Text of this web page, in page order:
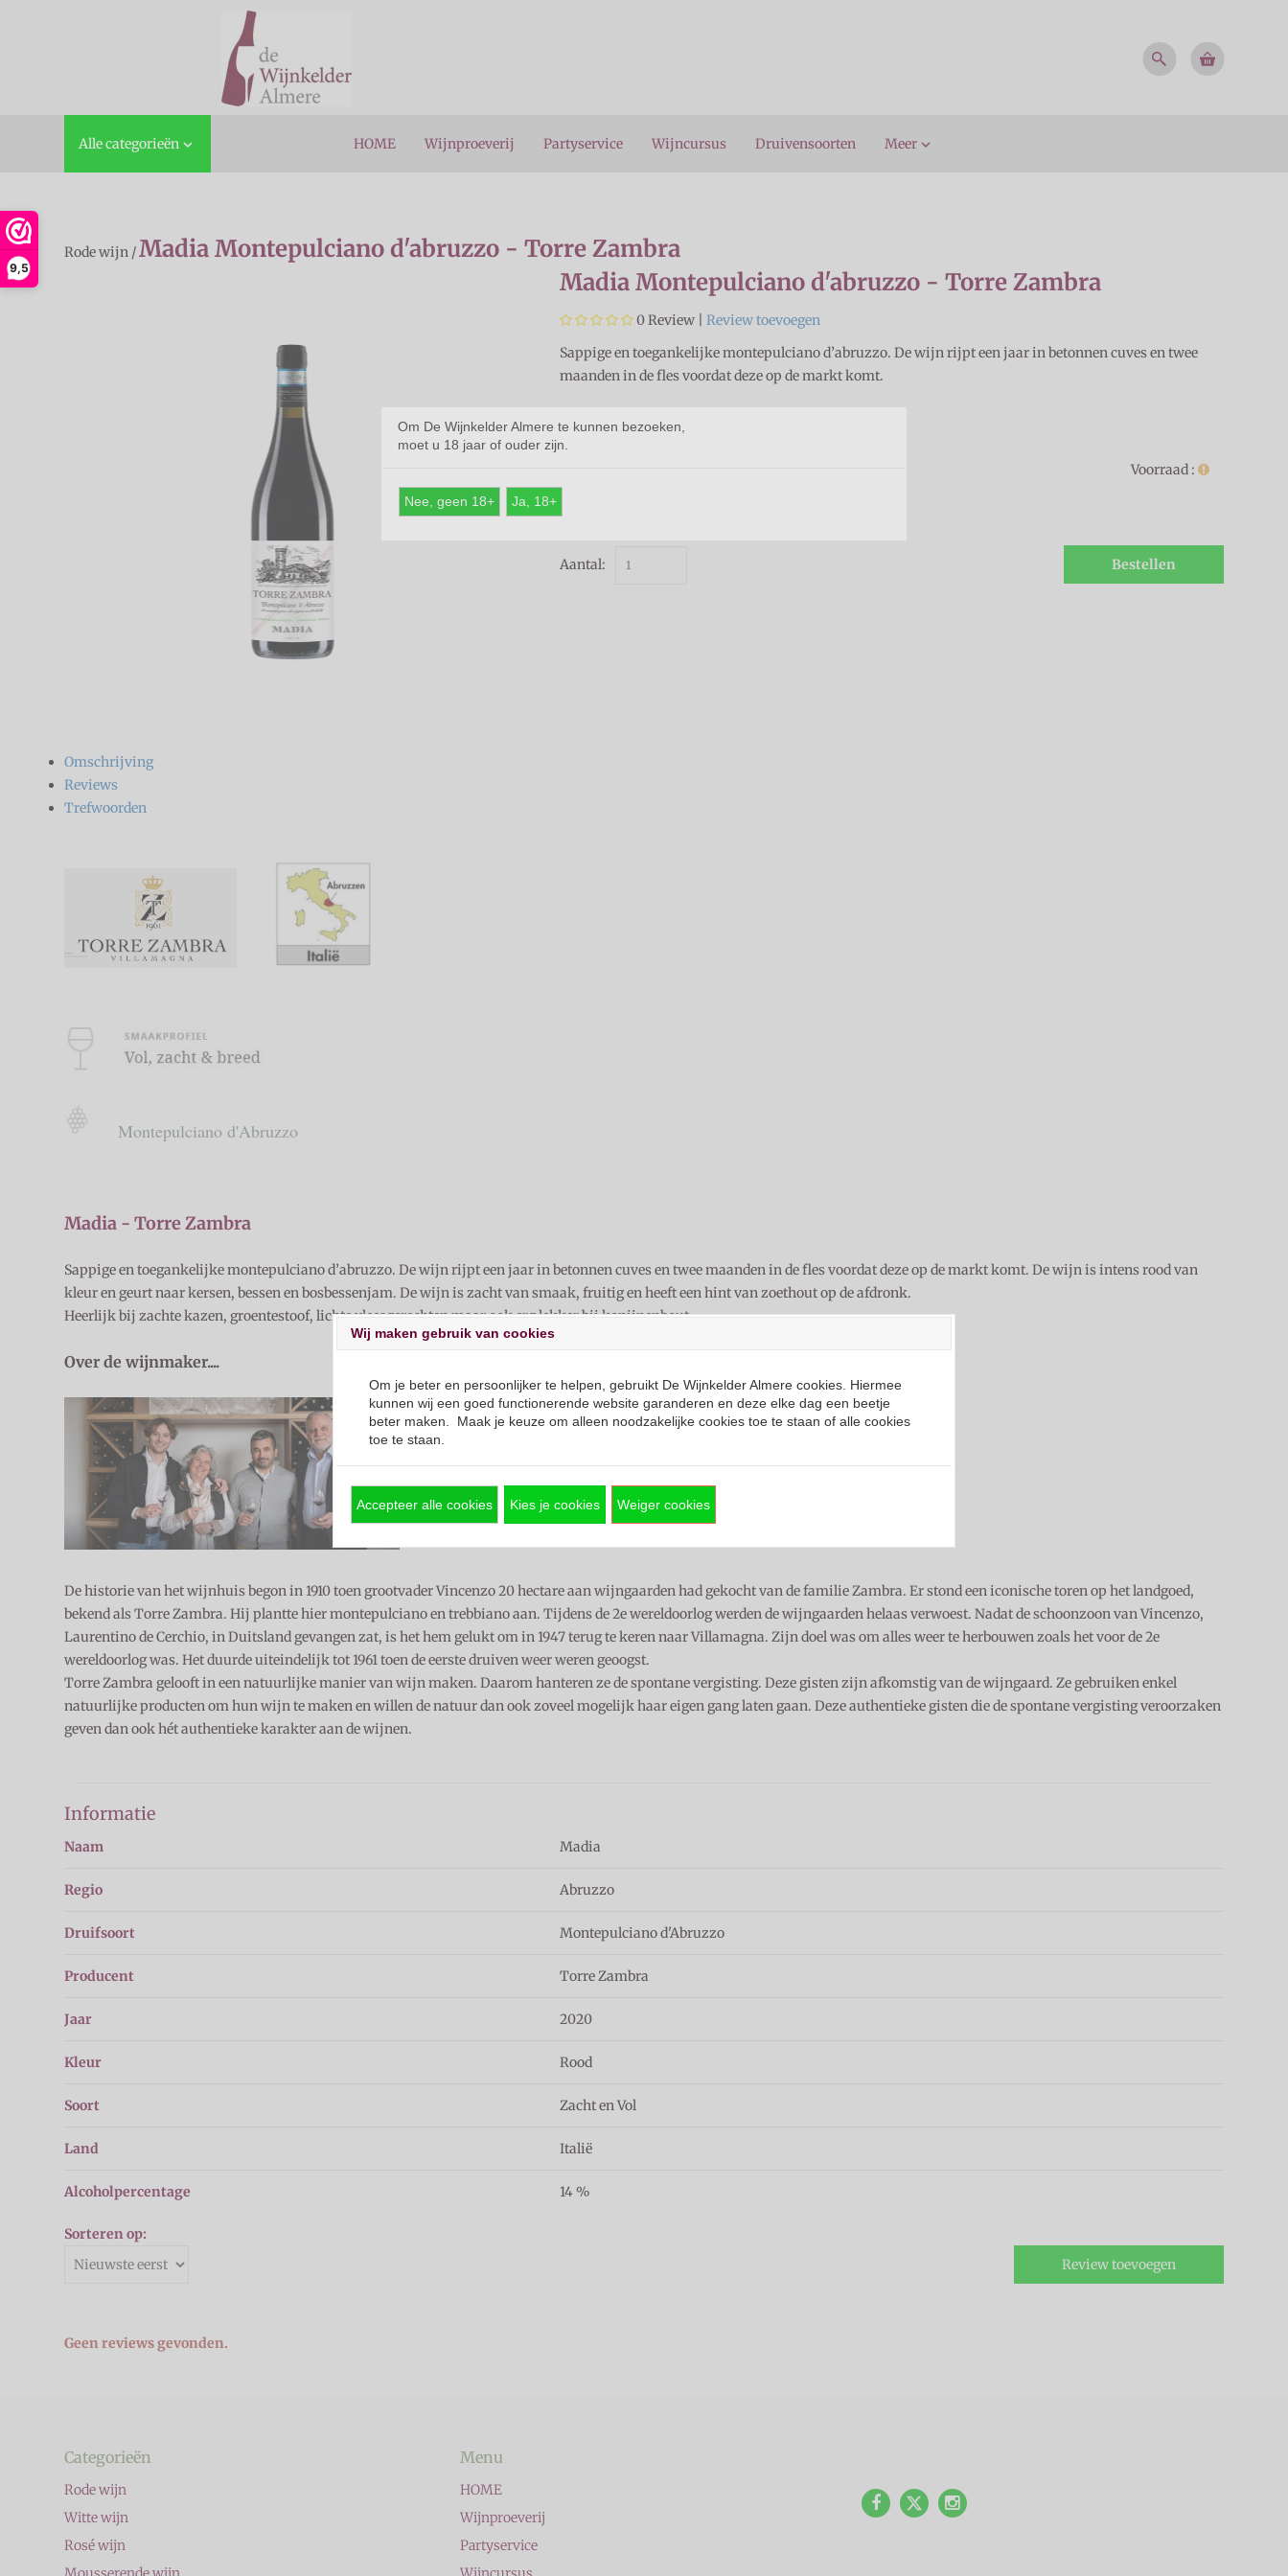
9,5
Alle categorieën  HOME Wijnproeverij Partyservice Wijncursus Druivensoorten Meer 
Rode wijn /Madia Montepulciano d'abruzzo - Torre Zambra
Madia Montepulciano d'abruzzo - Torre Zambra
0Review | Review toevoegen
Sappige en toegankelijke montepulciano d’abruzzo. De wijn rijpt een jaar in betonnen cuves en twee
maanden in de fles voordat deze op de markt komt.
Artikelnummer
Voorraad :
Aantal: Bestellen
Omschrijving
Reviews
Trefwoorden
Montepulciano d'Abruzzo
Madia - Torre Zambra
Sappige en toegankelijke montepulciano d’abruzzo. De wijn rijpt een jaar in betonnen cuves en twee maanden in de fles voordat deze op de markt komt. De wijn is intens rood van
kleur en geurt naar kersen, bessen en bosbessenjam. De wijn is zacht van smaak, fruitig en heeft een hint van zoethout op de afdronk.
Heerlijk bij zachte kazen, groentestoof, lichte vleesgerechten maar ook erg lekker bij konijnenbout.
Over de wijnmaker....
De historie van het wijnhuis begon in 1910 toen grootvader Vincenzo 20 hectare aan wijngaarden had gekocht van de familie Zambra. Er stond een iconische toren op het landgoed,
bekend als Torre Zambra. Hij plantte hier montepulciano en trebbiano aan. Tijdens de 2e wereldoorlog werden de wijngaarden helaas verwoest. Nadat de schoonzoon van Vincenzo,
Laurentino de Cerchio, in Duitsland gevangen zat, is het hem gelukt om in 1947 terug te keren naar Villamagna. Zijn doel was om alles weer te herbouwen zoals het voor de 2e
wereldoorlog was. Het duurde uiteindelijk tot 1961 toen de eerste druiven weer weren geoogst.
Torre Zambra gelooft in een natuurlijke manier van wijn maken. Daarom hanteren ze de spontane vergisting. Deze gisten zijn afkomstig van de wijngaard. Ze gebruiken enkel
natuurlijke producten om hun wijn te maken en willen de natuur dan ook zoveel mogelijk haar eigen gang laten gaan. Deze authentieke gisten die de spontane vergisting veroorzaken
geven dan ook hét authentieke karakter aan de wijnen.
Informatie
Naam Madia
Regio Abruzzo
Druifsoort Montepulciano d'Abruzzo
Producent Torre Zambra
Jaar 2020
Kleur Rood
Soort Zacht en Vol
Land Italië
Alcoholpercentage 14 %
Sorteren op:
Review toevoegen
Geen reviews gevonden.
Categorieën
Rode wijn
Witte wijn
Rosé wijn
Menu
HOME
Wijnproeverij
Partyservice
Om De Wijnkelder Almere te kunnen bezoeken,
moet u 18 jaar of ouder zijn.
Nee, geen 18+ Ja, 18+
Wij maken gebruik van cookies
Om je beter en persoonlijker te helpen, gebruikt De Wijnkelder Almere cookies. Hiermee
kunnen wij een goed functionerende website garanderen en deze elke dag een beetje
beter maken. Maak je keuze om alleen noodzakelijke cookies toe te staan of alle cookies
toe te staan.
Accepteer alle cookies Kies je cookies Weiger cookies